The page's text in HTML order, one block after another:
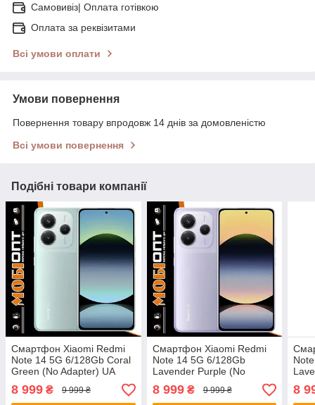
Самовивіз| Оплата готівкою
Оплата за реквізитами
Всі умови оплати
Умови повернення
Повернення товару впродовж 14 днів за домовленістю
Всі умови повернення
Подібні товари компанії
Смартфон Xiaomi Redmi
Note 14 5G 6/128Gb Coral
Green (No Adapter) UA
UCRF
8 999 ₴ 9 999 ₴
Смартфон Xiaomi Redmi
Note 14 5G 6/128Gb
Lavender Purple (No
Adapter) UA UCRF
8 999₴ 9 999 ₴ 8